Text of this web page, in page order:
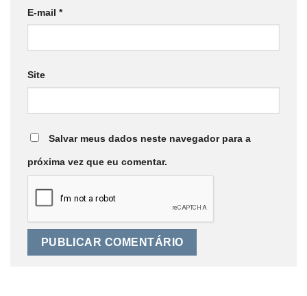
E-mail *
Site
Salvar meus dados neste navegador para a
próxima vez que eu comentar.